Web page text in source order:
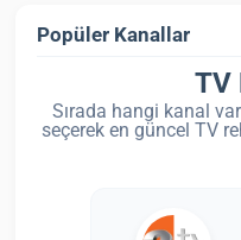
Popüler Kanallar
TV
Sırada hangi kanal
seçerek en güncel TV